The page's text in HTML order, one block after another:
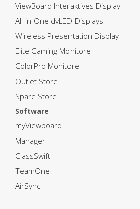
ViewBoard Interaktives Display
All-in-One dvLED-Displays
Wireless Presentation Display
Elite Gaming Monitore
ColorPro Monitore
Outlet Store
Spare Store
Software
myViewboard
Manager
ClassSwift
TeamOne
AirSync